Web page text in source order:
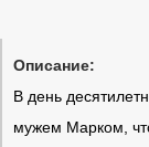
Описание:
В день
мужем Марком,